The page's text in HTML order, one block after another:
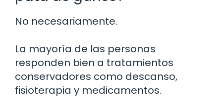
No necesariamente.
La mayoría de las personas
responden bien a tratamientos
conservadores como descanso,
fisioterapia y medicamentos.